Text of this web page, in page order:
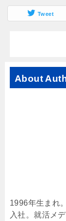
Tweet
About
1996年生まれ
入社。就活メ